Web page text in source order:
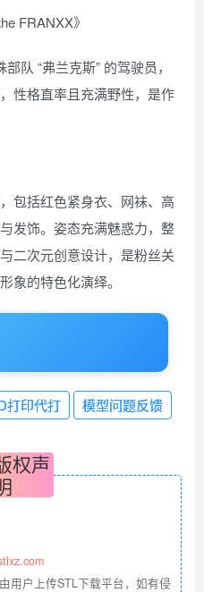
队 “弗兰克斯” 的驾驶员，
性格直率且充满野性，是作
包括红色紧身衣、网袜、高
发饰。姿态充满魅惑力，整
二次元创意设计，是粉丝关
象的特色化演绎。
打印代打 模型问题反馈
权声
用户上传STL下载平台，如有侵